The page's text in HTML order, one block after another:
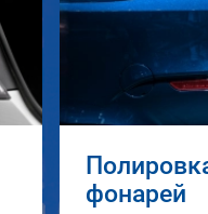
фонарей